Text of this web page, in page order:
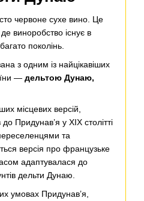
червоне сухе вино. Це
виноробство існує в
поколінь.
з одним із найцікавіших
— дельтою Дунаю,
місцевих версій,
Придунав’я у XIX столітті
та
версія про французьке
адаптувалася до
дельти Дунаю.
умовах Придунав’я,